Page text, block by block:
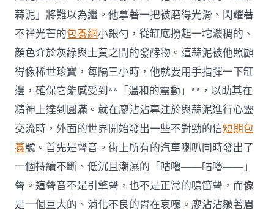
蒜泥」將難以為繼。他拿著一把被磨得光滑、閃耀著
不祥光芒的包養網小銀勺，從缸底撈起一坨濃稠的、
顏色介於灰綠與土黃之間的發酵物。這蒜泥被他照顧
得像稀世珍寶，每隔三小時，他就要用手指彈一下缸
邊，確保它能感受到**「溫和的震動」**，以助其在
精神上達到圓滿。就在廖沾沾專注於與蒜泥進行心靈
交流時，外面的世界開始發出一些不對勁的信短期包
養號。首先是聲音。街上所有的汽車喇叭同時發出了
一個持續不斷、低沉且潮濕的「咕嚕——咕嚕——」
聲。這聲音不是引擎聲，也不是正常的鳴笛聲，而像
是一個巨大的、消化不良的胃在哀嚎。廖沾沾皺著眉